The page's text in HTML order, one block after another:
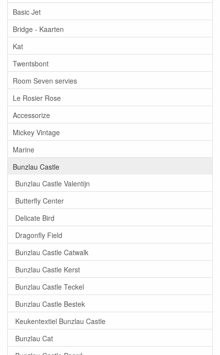
Basic Jet
Bridge - Kaarten
Kat
Twentsbont
Room Seven servies
Le Rosier Rose
Accessorize
Mickey Vintage
Marine
Bunzlau Castle
Bunzlau Castle Valentijn
Butterfly Center
Delicate Bird
Dragonfly Field
Bunzlau Castle Catwalk
Bunzlau Castle Kerst
Bunzlau Castle Teckel
Bunzlau Castle Bestek
Keukentextiel Bunzlau Castle
Bunzlau Cat